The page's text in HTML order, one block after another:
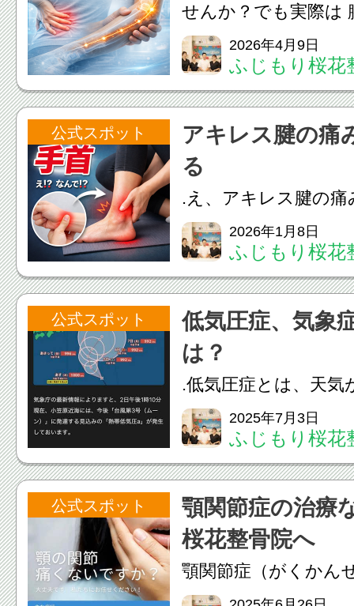
せんか？でも実際は
わるケースは多いで
トは 「小海（しょう
のポイントが 背中
ながっているだから
2026年4月9日
ふじもり桜花
公式スポット
アキレス腱の痛
る
.え、アキレス腱の
でした。ずっとアキ
ても変わらなかった
は「手首」。実はカ
身が一本のラインで
い場所＝悪い場所、
2026年1月8日
ふじもり桜花
公式スポット
低気圧症、気象
は？
.低気圧症とは、天気
り、気圧が下がった
が悪くなる状態のこ
他には、「気象病」
も呼ばれています
状 • 頭痛（特に片頭
2025年7月3日
ふじもり桜花
公式スポット
顎関節症の治療
桜花整骨院へ
顎関節症（がくかん